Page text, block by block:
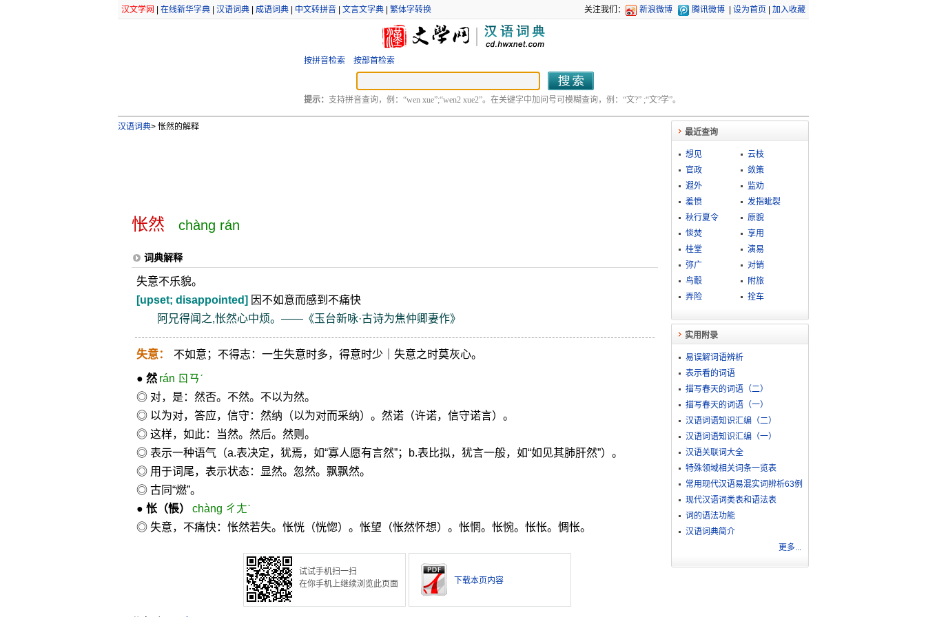
汉文学网 在线新华字典| 汉语词典| 成语词典| 中文转拼音| 文言文字典| 繁体字转换 关注我们： 新浪微博 腾讯微博 设为首页 加入收藏
按拼音检索 按部首检索
提示： 支持拼音查询，例：“wen xue”;“wen2 xue2”。在关键字中加问号可模糊查询，例：“文?” ;“文?学”。
汉语词典>怅然的解释
怅然 chàng rán
词典解释
失意不乐貌。
[upset; disappointed] 因不如意而感到不痛快
阿兄得闻之,怅然心中烦。——《玉台新咏·古诗为焦仲卿妻作》
失意： 不如意；不得志：一生失意时多，得意时少｜失意之时莫灰心。
● 然 rán ㄖㄢˊ
◎ 对，是：然否。不然。不以为然。
◎ 以为对，答应，信守：然纳（以为对而采纳）。然诺（许诺，信守诺言）。
◎ 这样，如此：当然。然后。然则。
◎ 表示一种语气（a.表决定，犹焉，如“寡人愿有言然”；b.表比拟，犹言一般，如“如见其肺肝然”）。
◎ 用于词尾，表示状态：显然。忽然。飘飘然。
◎ 古同“燃”。
● 怅（悵）
chàng ㄔㄤˋ
◎ 失意，不痛快：怅然若失。怅恍（恍惚）。怅望（怅然怀想）。怅惘。怅惋。怅怅。惆怅。
试试手机扫一扫
在你手机上继续浏览此页面
下载本页内容
最近查询
想见
云枝
官政
敛策
遐外
监劝
羞愤
发指眦裂
秋行夏令
原貌
惔焚
享用
桂堂
演易
弥广
对销
鸟鷇
附旅
弄险
拴车
实用附录
易误解词语辨析
表示看的词语
描写春天的词语（二）
描写春天的词语（一）
汉语词语知识汇编（二）
汉语词语知识汇编（一）
汉语关联词大全
特殊领域相关词条一览表
常用现代汉语易混实词辨析63例
现代汉语词类表和语法表
词的语法功能
汉语词典简介
更多...